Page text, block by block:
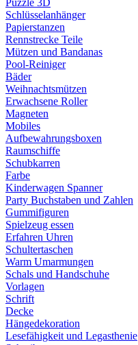
Puzzle 3D
Schlüsselanhänger
Papierstanzen
Rennstrecke Teile
Mützen und Bandanas
Pool-Reiniger
Bäder
Weihnachtsmützen
Erwachsene Roller
Magneten
Mobiles
Aufbewahrungsboxen
Raumschiffe
Schubkarren
Farbe
Kinderwagen Spanner
Party Buchstaben und Zahlen
Gummifiguren
Spielzeug essen
Erfahren Uhren
Schultertaschen
Warm Umarmungen
Schals und Handschuhe
Vorlagen
Schrift
Decke
Hängedekoration
Lesefähigkeit und Legasthenie